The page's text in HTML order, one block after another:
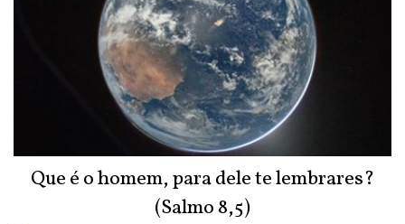
Que é o homem, para dele te lembrares?
(Salmo 8,5)